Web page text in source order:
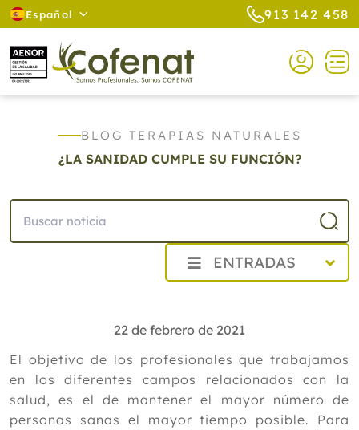
Español 913 142 458
BLOG TERAPIAS NATURALES
¿LA SANIDAD CUMPLE SU FUNCIÓN?
ENTRADAS
2025
2024
2023
2022
22 de febrero de 2021
El objetivo de los profesionales que trabajamos
en los diferentes campos relacionados con la
salud, es el de mantener el mayor número de
personas sanas el mayor tiempo posible. Para